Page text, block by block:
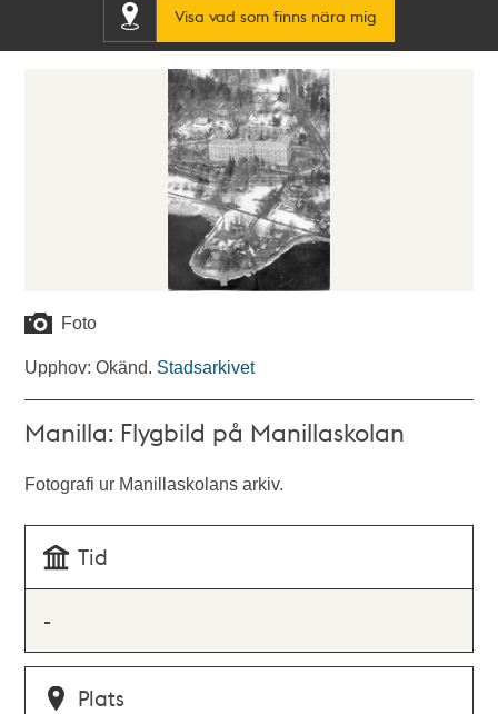
Visa vad som finns nära mig
Foto
Upphov: Okänd. Stadsarkivet
Manilla: Flygbild på Manillaskolan
Fotografi ur Manillaskolans arkiv.
Tid
-
Plats